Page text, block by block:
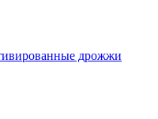
дрожжи